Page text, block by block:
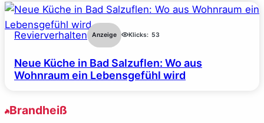
Revierverhalten Anzeige Klicks: 53
Neue Küche in Bad Salzuflen: Wo aus
Wohnraum ein Lebensgefühl wird
Brandheiß